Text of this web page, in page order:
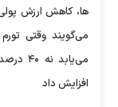
ها، کاهش ارزش
افزایش داد